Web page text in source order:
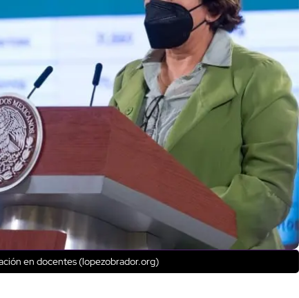
en docentes (lopezobrador.org)